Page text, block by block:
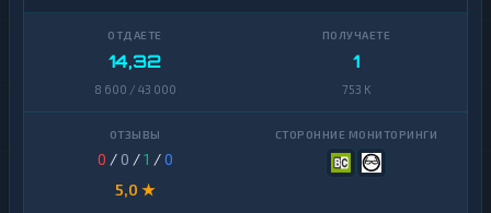
14,32
8 600 / 43 000
1
753 K
0 / 0 /1 /0
5,0 ★